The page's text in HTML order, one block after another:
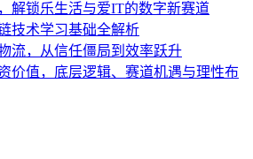
解锁乐生活与爱IT的数字新赛道
技术学习基础全解析
流，从信任僵局到效率跃升
价值，底层逻辑、赛道机遇与理性布